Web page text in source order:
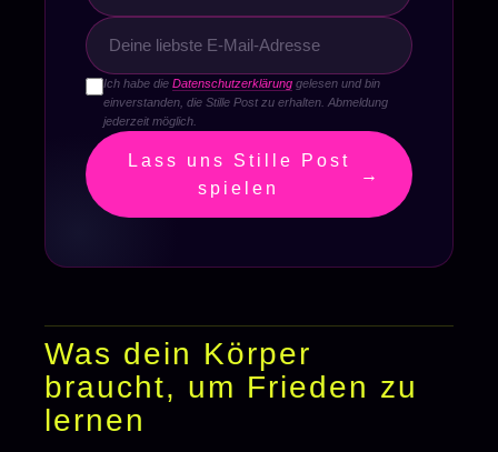
Ich habe die Datenschutzerklärung gelesen und bin
einverstanden, die Stille Post zu erhalten. Abmeldung
jederzeit möglich.
Lass uns Stille Post
spielen
→
Was dein Körper
braucht, um Frieden zu
lernen